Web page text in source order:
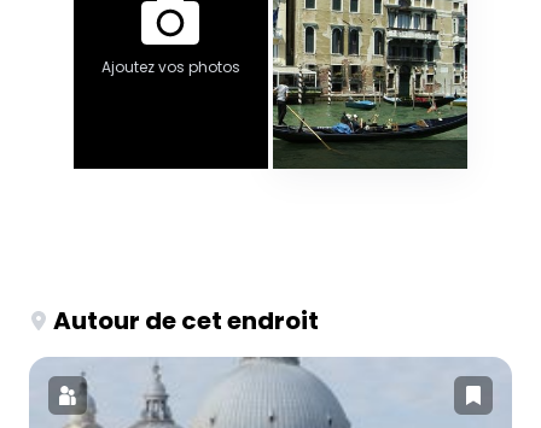
Ajoutez vos photos
Autour de cet endroit